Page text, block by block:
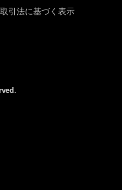
引法に基づく表示